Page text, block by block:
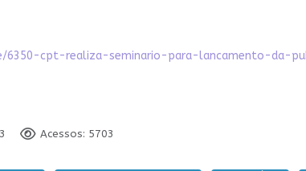
6350-cpt-realiza-seminario-para-lancamento-da-
Acessos: 5703